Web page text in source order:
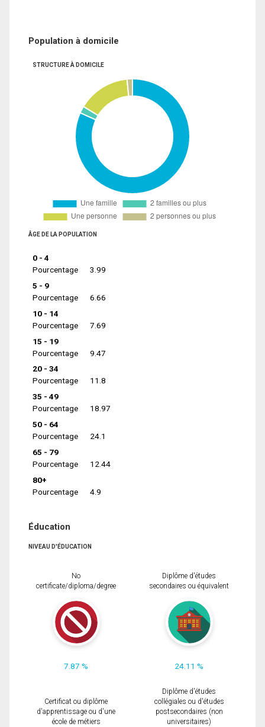
Population à domicile
STRUCTURE À DOMICILE
ÂGE DE LA POPULATION
0 - 4
Pourcentage
3.99
5 - 9
Pourcentage
6.66
10 - 14
Pourcentage
7.69
15 - 19
Pourcentage
9.47
20 - 34
Pourcentage
11.8
35 - 49
Pourcentage
18.97
50 - 64
Pourcentage
24.1
65 - 79
Pourcentage
12.44
80+
Pourcentage
4.9
Éducation
NIVEAU D'ÉDUCATION
No
certificate/diploma/degree
7.87 %
Diplôme d'études
secondaires ou équivalent
24.11 %
Certificat ou diplôme
d'apprentissage ou d'une
école de métiers
Diplôme d'études
collégiales ou d'études
postsecondaires (non
universitaires)